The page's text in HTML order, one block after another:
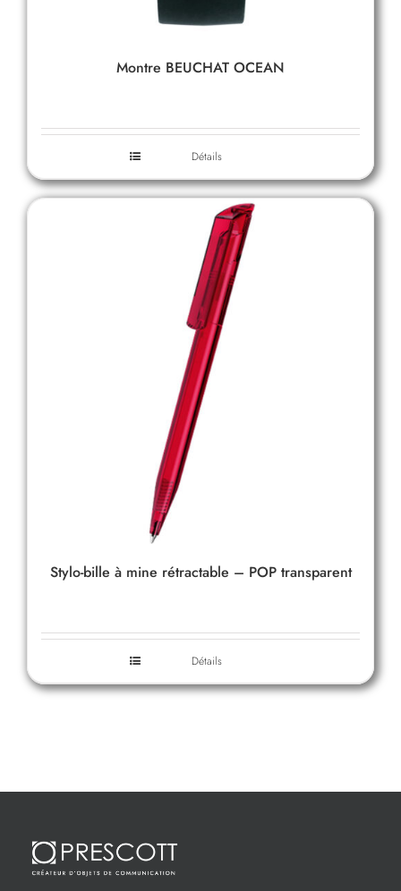
Montre BEUCHAT OCEAN
Détails
Stylo-bille à mine rétractable – POP transparent
Détails